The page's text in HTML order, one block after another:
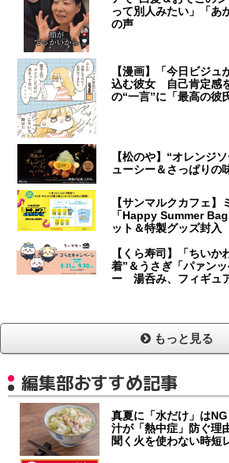
って別人みたい」「あ
の声
【漫画】「今日ビジ
込む彼女 自己肯定感
の“一言”に「最高の彼
【松のや】“オレンジ
ューシー＆さっぱりの
【サンマルクカフェ
「Happy Summer
ット＆特製グッズ封入
【くら寿司】「ちい
着”＆うさぎ「パァン
ー 湯呑み、フィギュ
もっと見る
編集部おすすめ記事
真夏に「水だけ」は
汁が「熱中症」防ぐ理
聞く火を使わない時短